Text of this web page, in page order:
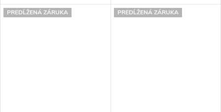
PREDĹŽENÁ ZÁRUKA PREDĹŽENÁ ZÁRUKA